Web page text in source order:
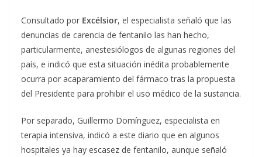
Consultado por Excélsior, el especialista señaló que las
denuncias de carencia de fentanilo las han hecho,
particularmente, anestesiólogos de algunas regiones del
país, e indicó que esta situación inédita probablemente
ocurra por acaparamiento del fármaco tras la propuesta
del Presidente para prohibir el uso médico de la sustancia.
Por separado, Guillermo Domínguez, especialista en
terapia intensiva, indicó a este diario que en algunos
hospitales ya hay escasez de fentanilo, aunque señaló